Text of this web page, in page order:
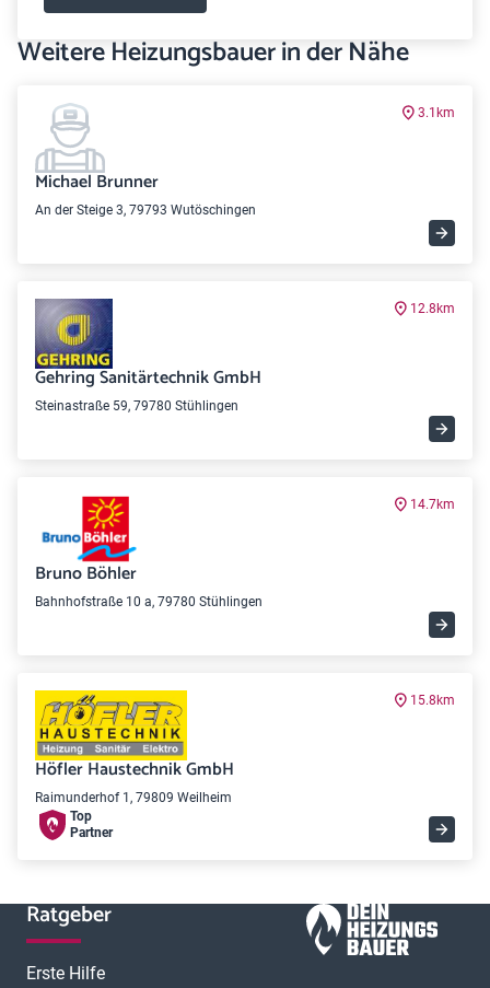
Weitere Heizungsbauer in der Nähe
3.1km
Michael Brunner
An der Steige 3, 79793 Wutöschingen
12.8km
Gehring Sanitärtechnik GmbH
Steinastraße 59, 79780 Stühlingen
14.7km
Bruno Böhler
Bahnhofstraße 10 a, 79780 Stühlingen
15.8km
Höfler Haustechnik GmbH
Raimunderhof 1, 79809 Weilheim
Top
Partner
Ratgeber
Erste Hilfe